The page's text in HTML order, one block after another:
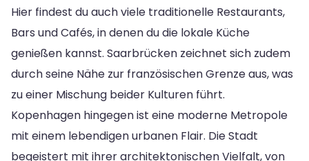
Hier findest du auch viele traditionelle Restaurants,
Bars und Cafés, in denen du die lokale Küche
genießen kannst. Saarbrücken zeichnet sich zudem
durch seine Nähe zur französischen Grenze aus, was
zu einer Mischung beider Kulturen führt.
Kopenhagen hingegen ist eine moderne Metropole
mit einem lebendigen urbanen Flair. Die Stadt
begeistert mit ihrer architektonischen Vielfalt, von